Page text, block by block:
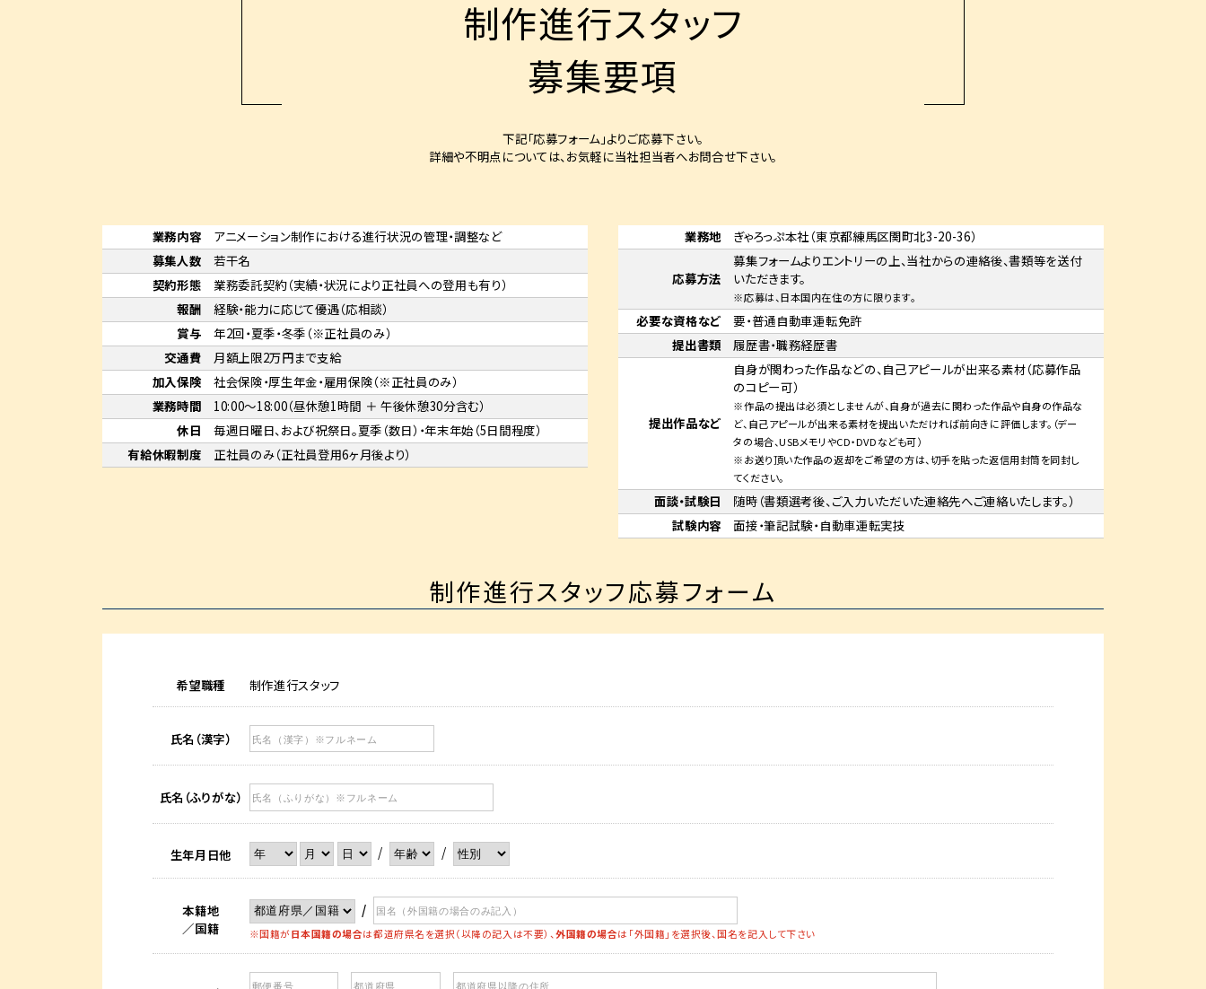
制作進行スタッフ
募集要項
下記「応募フォーム」よりご応募下さい。
詳細や不明点については、お気軽に当社担当者へお問合せ下さい。
業務内容
アニメーション制作における進行状況の管理・調整など
募集人数
若干名
契約形態
業務委託契約（実績・状況により正社員への登用も有り）
報酬
経験・能力に応じて優遇（応相談）
賞与
年2回・夏季・冬季（※正社員のみ）
交通費
月額上限2万円まで支給
加入保険
社会保険・厚生年金・雇用保険（※正社員のみ）
業務時間
10:00～18:00（昼休憩1時間 ＋ 午後休憩30分含む）
休日
毎週日曜日、および祝祭日。夏季（数日）・年末年始（5日間程度）
有給休暇制度 正社員のみ（正社員登用6ヶ月後より）
業務地 ぎゃろっぷ本社（東京都練馬区関町北3-20-36）
応募方法
募集フォームよりエントリーの上、当社からの連絡後、書類等を送付
いただきます。
※応募は、日本国内在住の方に限ります。
必要な資格など
要・普通自動車運転免許
提出書類
履歴書・職務経歴書
提出作品など
自身が関わった作品などの、自己アピールが出来る素材（応募作品
のコピー可）
※作品の提出は必須としませんが、自身が過去に関わった作品や自身の作品な
ど、自己アピールが出来る素材を提出いただければ前向きに評価します。（デー
タの場合、USBメモリやCD・DVDなども可）
※お送り頂いた作品の返却をご希望の方は、切手を貼った返信用封筒を同封し
てください。
面談・試験日
随時（書類選考後、ご入力いただいた連絡先へご連絡いたします。）
試験内容
面接・筆記試験・自動車運転実技
制作進行スタッフ応募フォーム
希望職種 制作進行スタッフ
氏名（漢字）
氏名（ふりがな）
生年月日他 / /
本籍地
／国籍
/
※国籍が日本国籍の場合は都道府県名を選択（以降の記入は不要）、外国籍の場合は「外国籍」を選択後、国名を記入して下さい